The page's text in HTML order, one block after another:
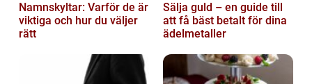
Namnskyltar: Varför de är
viktiga och hur du väljer
rätt
Sälja guld – en guide till
att få bäst betalt för dina
ädelmetaller